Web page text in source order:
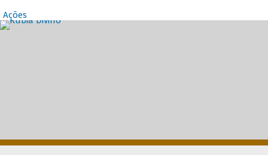
Ações
Destaques